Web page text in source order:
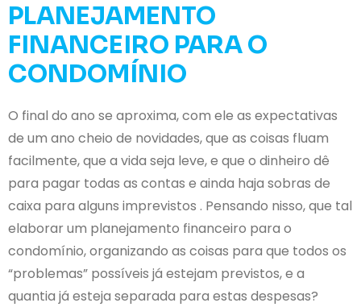
PLANEJAMENTO
FINANCEIRO PARA O
CONDOMÍNIO
O final do ano se aproxima, com ele as expectativas
de um ano cheio de novidades, que as coisas fluam
facilmente, que a vida seja leve, e que o dinheiro dê
para pagar todas as contas e ainda haja sobras de
caixa para alguns imprevistos . Pensando nisso, que tal
elaborar um planejamento financeiro para o
condomínio, organizando as coisas para que todos os
“problemas” possíveis já estejam previstos, e a
quantia já esteja separada para estas despesas?